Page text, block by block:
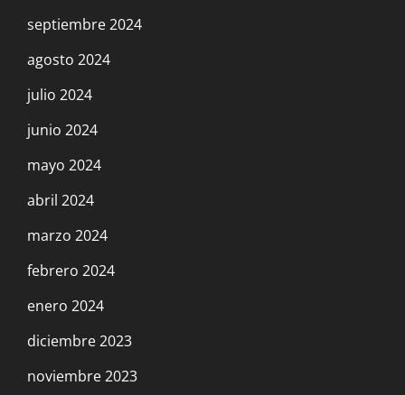
septiembre 2024
agosto 2024
julio 2024
junio 2024
mayo 2024
abril 2024
marzo 2024
febrero 2024
enero 2024
diciembre 2023
noviembre 2023